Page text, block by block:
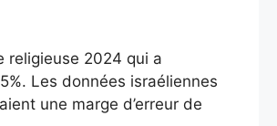
religieuse 2024 qui a
Les données israéliennes
une marge d’erreur de